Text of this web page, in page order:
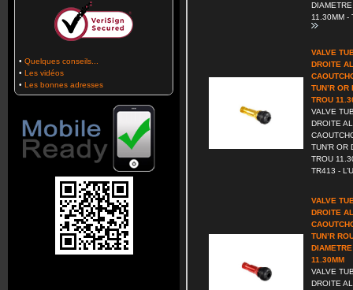
• Quelques conseils...
• Les vidéos
• Les bonnes adresses
11.30MM -
VALVE
DROITE
TUN’R OR
TROU
VALVE
DROITE
TUN’R OR
TROU
TR413 -
VALVE
DROITE
TUN’R
11.30MM
VALVE
DROITE